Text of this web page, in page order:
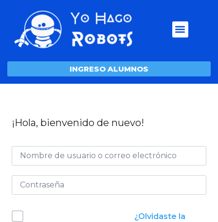
INGRESO ALUMNOS
¡Hola, bienvenido de nuevo!
¿Olvidaste la